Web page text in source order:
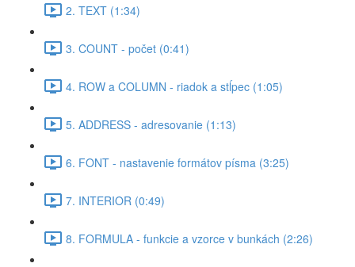
2. TEXT (1:34)
3. COUNT - počet (0:41)
4. ROW a COLUMN - riadok a stĺpec (1:05)
5. ADDRESS - adresovanie (1:13)
6. FONT - nastavenie formátov písma (3:25)
7. INTERIOR (0:49)
8. FORMULA - funkcie a vzorce v bunkách (2:26)